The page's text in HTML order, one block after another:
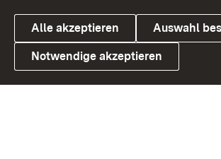
Link zum Landesportal
Alle akzeptieren Auswahl
Notwendige akzeptieren